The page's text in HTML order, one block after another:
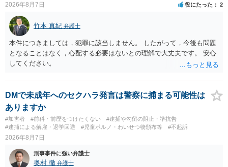
2026年8月7日 役にたった 2
竹本 真紀 弁護士
本件につきましては，犯罪に該当しません。 したがって，今後も問題
となることはなく，心配する必要はないとの理解で大丈夫です。 安心
してください。
DMで未成年へのセクハラ発言は警察に捕まる可能性は
ありますか
#加害者 #前科・前歴をつけたくない
#逮捕や勾留の阻止・準抗告
#逮捕による解雇・退学回避
#児童ポルノ・わいせつ物頒布等 #不起訴
2026年8月7日
刑事事件に強い弁護士
奥村 徹 弁護士